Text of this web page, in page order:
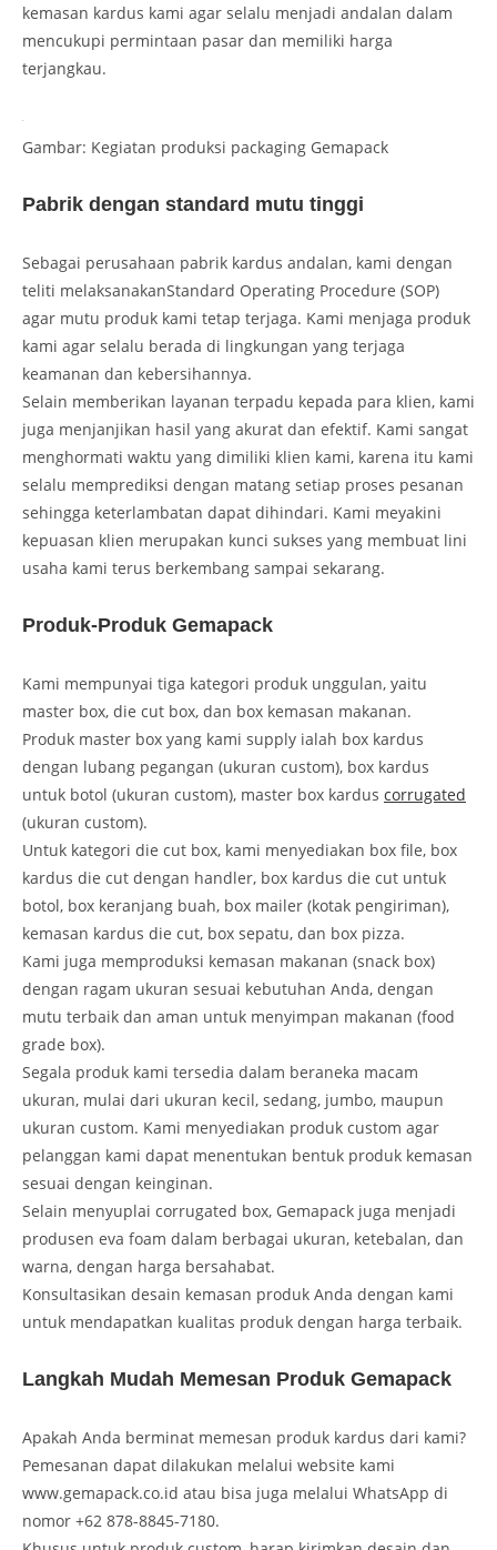
kemasan kardus kami agar selalu menjadi andalan dalam
mencukupi permintaan pasar dan memiliki harga
terjangkau.
Gambar: Kegiatan produksi packaging Gemapack
Pabrik dengan standard mutu tinggi
Sebagai perusahaan pabrik kardus andalan, kami dengan
teliti melaksanakanStandard Operating Procedure (SOP)
agar mutu produk kami tetap terjaga. Kami menjaga produk
kami agar selalu berada di lingkungan yang terjaga
keamanan dan kebersihannya.
Selain memberikan layanan terpadu kepada para klien, kami
juga menjanjikan hasil yang akurat dan efektif. Kami sangat
menghormati waktu yang dimiliki klien kami, karena itu kami
selalu memprediksi dengan matang setiap proses pesanan
sehingga keterlambatan dapat dihindari. Kami meyakini
kepuasan klien merupakan kunci sukses yang membuat lini
usaha kami terus berkembang sampai sekarang.
Produk-Produk Gemapack
Kami mempunyai tiga kategori produk unggulan, yaitu
master box, die cut box, dan box kemasan makanan.
Produk master box yang kami supply ialah box kardus
dengan lubang pegangan (ukuran custom), box kardus
untuk botol (ukuran custom), master box kardus corrugated
(ukuran custom).
Untuk kategori die cut box, kami menyediakan box file, box
kardus die cut dengan handler, box kardus die cut untuk
botol, box keranjang buah, box mailer (kotak pengiriman),
kemasan kardus die cut, box sepatu, dan box pizza.
Kami juga memproduksi kemasan makanan (snack box)
dengan ragam ukuran sesuai kebutuhan Anda, dengan
mutu terbaik dan aman untuk menyimpan makanan (food
grade box).
Segala produk kami tersedia dalam beraneka macam
ukuran, mulai dari ukuran kecil, sedang, jumbo, maupun
ukuran custom. Kami menyediakan produk custom agar
pelanggan kami dapat menentukan bentuk produk kemasan
sesuai dengan keinginan.
Selain menyuplai corrugated box, Gemapack juga menjadi
produsen eva foam dalam berbagai ukuran, ketebalan, dan
warna, dengan harga bersahabat.
Konsultasikan desain kemasan produk Anda dengan kami
untuk mendapatkan kualitas produk dengan harga terbaik.
Langkah Mudah Memesan Produk Gemapack
Apakah Anda berminat memesan produk kardus dari kami?
Pemesanan dapat dilakukan melalui website kami
www.gemapack.co.id atau bisa juga melalui WhatsApp di
nomor +62 878-8845-7180.